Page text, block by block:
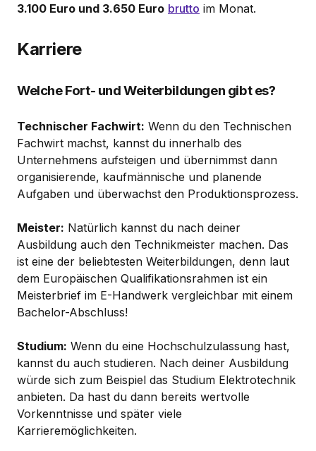
3.100 Euro und 3.650 Euro brutto im Monat.
Karriere
Welche Fort- und Weiterbildungen gibt es?
Technischer Fachwirt: Wenn du den Technischen
Fachwirt machst, kannst du innerhalb des
Unternehmens aufsteigen und übernimmst dann
organisierende, kaufmännische und planende
Aufgaben und überwachst den Produktionsprozess.
Meister: Natürlich kannst du nach deiner
Ausbildung auch den Technikmeister machen. Das
ist eine der beliebtesten Weiterbildungen, denn laut
dem Europäischen Qualifikationsrahmen ist ein
Meisterbrief im E-Handwerk vergleichbar mit einem
Bachelor-Abschluss!
Studium: Wenn du eine Hochschulzulassung hast,
kannst du auch studieren. Nach deiner Ausbildung
würde sich zum Beispiel das Studium Elektrotechnik
anbieten. Da hast du dann bereits wertvolle
Vorkenntnisse und später viele
Karrieremöglichkeiten.